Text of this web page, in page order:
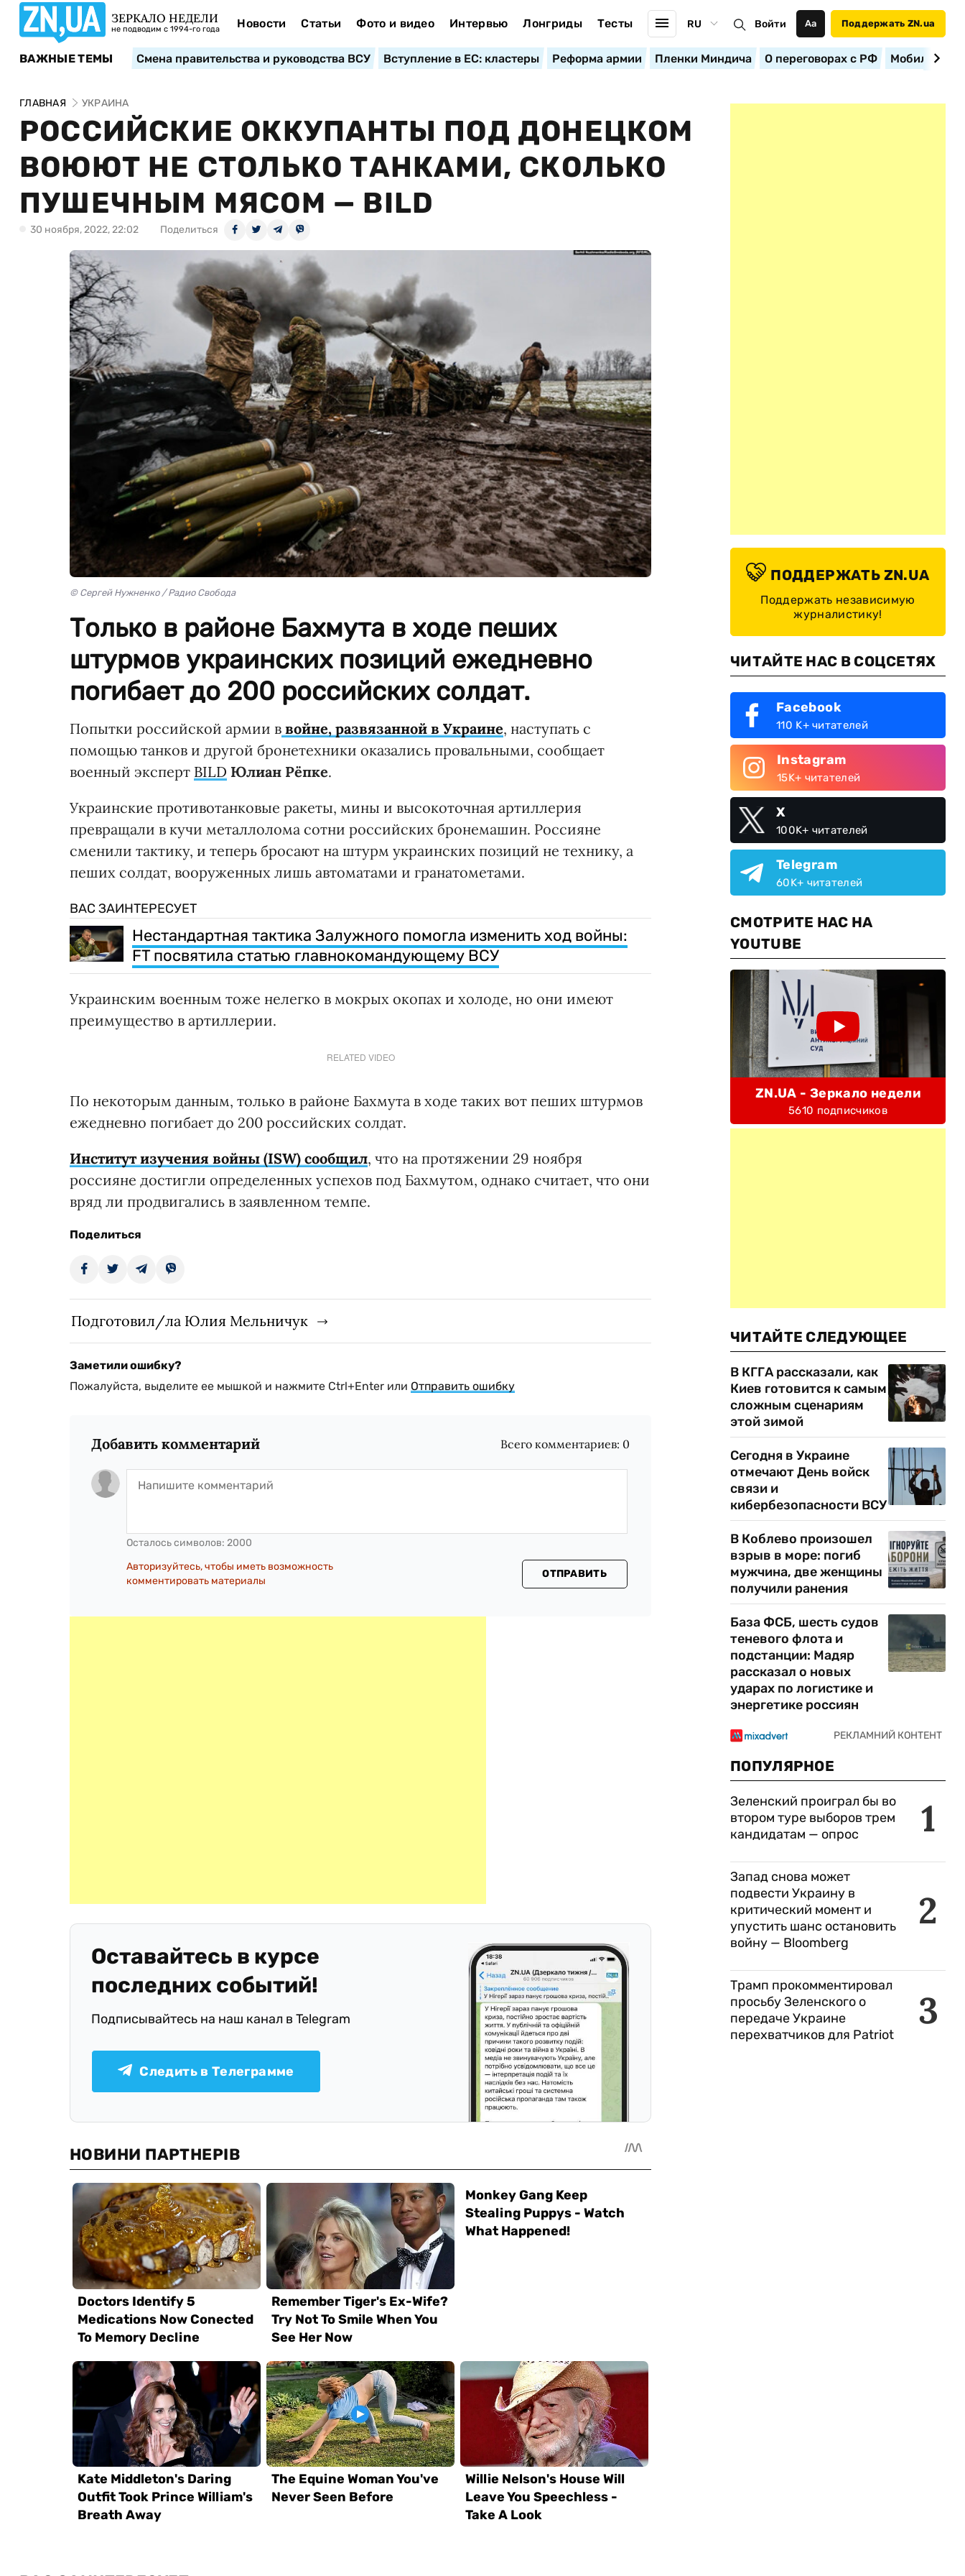
ЗЕРКАЛО НЕДЕЛИ
не подводим с 1994-го года Новости Статьи Фото и видео Интервью Лонгриды Тесты RU Войти Аа Поддержать ZN.ua
ВАЖНЫЕ ТЕМЫ Смена правительства и руководства ВСУ Вступление в ЕС: кластеры Реформа армии Пленки Миндича О переговорах с РФ
ГЛАВНАЯ УКРАИНА
РОССИЙСКИЕ ОККУПАНТЫ ПОД ДОНЕЦКОМ
ВОЮЮТ НЕ СТОЛЬКО ТАНКАМИ, СКОЛЬКО
ПУШЕЧНЫМ МЯСОМ — BILD
30 ноября, 2022, 22:02 Поделиться
© Сергей Нужненко / Радио Свобода
Только в районе Бахмута в ходе пеших
штурмов украинских позиций ежедневно
погибает до 200 российских солдат.
Попытки российской армии в войне, развязанной в Украине, наступать с
помощью танков и другой бронетехники оказались провальными, сообщает
военный эксперт BILD Юлиан Рёпке.
Украинские противотанковые ракеты, мины и высокоточная артиллерия
превращали в кучи металлолома сотни российских бронемашин. Россияне
сменили тактику, и теперь бросают на штурм украинских позиций не технику, а
пеших солдат, вооруженных лишь автоматами и гранатометами.
ВАС ЗАИНТЕРЕСУЕТ
Нестандартная тактика Залужного помогла изменить ход войны:
FT посвятила статью главнокомандующему ВСУ
Украинским военным тоже нелегко в мокрых окопах и холоде, но они имеют
преимущество в артиллерии.
RELATED VIDEO
По некоторым данным, только в районе Бахмута в ходе таких вот пеших штурмов
ежедневно погибает до 200 российских солдат.
Институт изучения войны (ISW) сообщил, что на протяжении 29 ноября
россияне достигли определенных успехов под Бахмутом, однако считает, что они
вряд ли продвигались в заявленном темпе.
Поделиться
Подготовил/ла Юлия Мельничук
Заметили ошибку?
Пожалуйста, выделите ее мышкой и нажмите Ctrl+Enter или Отправить ошибку
Добавить комментарий Всего комментариев: 0
Осталось символов: 2000
Авторизуйтесь, чтобы иметь возможность
комментировать материалы
ОТПРАВИТЬ
Оставайтесь в курсе
последних событий!
Подписывайтесь на наш канал в Telegram
Следить в Телеграмме
ПОДДЕРЖАТЬ ZN.UA
Поддержать независимую
журналистику!
ЧИТАЙТЕ НАС В СОЦСЕТЯХ
Facebook
110 K+ читателей
Instagram
15K+ читателей
X
100K+ читателей
Telegram
60K+ читателей
СМОТРИТЕ НАС НА
YOUTUBE
ZN.UA - Зеркало недели
5610 подписчиков
ЧИТАЙТЕ СЛЕДУЮЩЕЕ
В КГГА рассказали, как
Киев готовится к самым
сложным сценариям
этой зимой
Сегодня в Украине
отмечают День войск
связи и
кибербезопасности ВСУ
В Коблево произошел
взрыв в море: погиб
мужчина, две женщины
получили ранения
База ФСБ, шесть судов
теневого флота и
подстанции: Мадяр
рассказал о новых
ударах по логистике и
энергетике россиян
ПОПУЛЯРНОЕ
1
Зеленский проиграл бы во
втором туре выборов трем
кандидатам — опрос
2
Запад снова может
подвести Украину в
критический момент и
упустить шанс остановить
войну — Bloomberg
3
Трамп прокомментировал
просьбу Зеленского о
передаче Украине
перехватчиков для Patriot